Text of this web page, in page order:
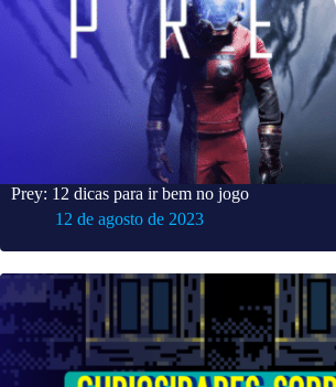
Prey: 12 dicas para ir bem no jogo
12 de agosto de 2023